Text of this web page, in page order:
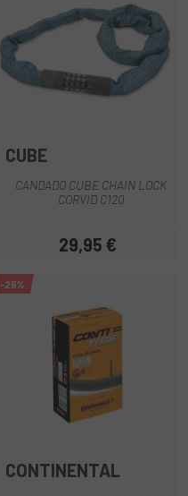
CUBE
CANDADO CUBE CHAIN LOCK
CORVID C120
Precio
29,95 €
-25%
CONTINENTAL